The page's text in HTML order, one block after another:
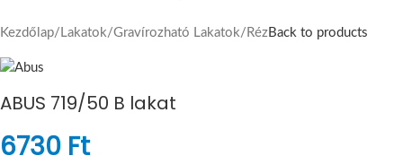
Kezdőlap/ Lakatok/Gravírozható Lakatok/ RézBack to products
ABUS 719/50 B lakat
6730 Ft